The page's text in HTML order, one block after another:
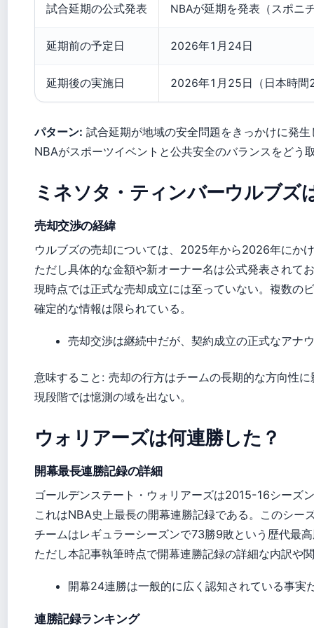
試合延期の公式発表 NBAが延期を発表（スポニ
延期前の予定日 2026年1月24日
延期後の実施日 2026年1月25日（日本時間
パターン: 試合延期が地域の安全問題をきっかけに発
NBAがスポーツイベントと公共安全のバランスをどう
ミネソタ・ティンバーウルブズ
売却交渉の経緯
ウルブズの売却については、2025年から2026年にか
ただし具体的な金額や新オーナー名は公式発表されて
現時点では正式な売却成立には至っていない。複数の
確定的な情報は限られている。
売却交渉は継続中だが、契約成立の正式なアナ
意味すること: 売却の行方はチームの長期的な方向性
現段階では憶測の域を出ない。
ウォリアーズは何連勝した？
開幕最長連勝記録の詳細
ゴールデンステート・ウォリアーズは2015-16シーズ
これはNBA史上最長の開幕連勝記録である。このシー
チームはレギュラーシーズンで73勝9敗という歴代最
ただし本記事執筆時点で開幕連勝記録の詳細な内訳や
開幕24連勝は一般的に広く認知されている事実
連勝記録ランキング